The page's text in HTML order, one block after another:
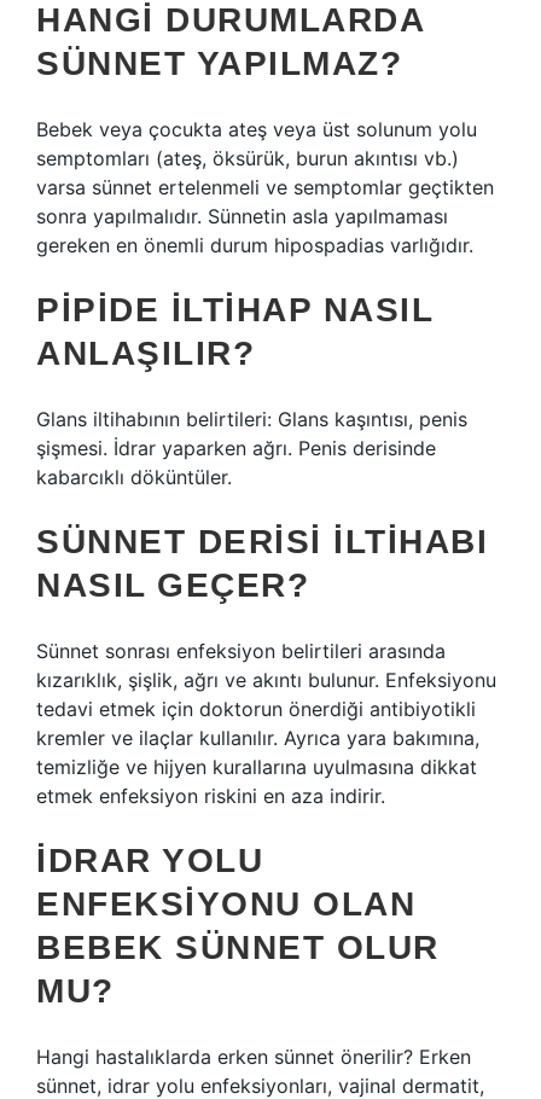
HANGI DURUMLARDA
SÜNNET YAPILMAZ?
Bebek veya çocukta ateş veya üst solunum yolu
semptomları (ateş, öksürük, burun akıntısı vb.)
varsa sünnet ertelenmeli ve semptomlar geçtikten
sonra yapılmalıdır. Sünnetin asla yapılmaması
gereken en önemli durum hipospadias varlığıdır.
PIPIDE ILTIHAP NASIL
ANLAŞILIR?
Glans iltihabının belirtileri: Glans kaşıntısı, penis
şişmesi. İdrar yaparken ağrı. Penis derisinde
kabarcıklı döküntüler.
SÜNNET DERISI ILTIHABI
NASIL GEÇER?
Sünnet sonrası enfeksiyon belirtileri arasında
kızarıklık, şişlik, ağrı ve akıntı bulunur. Enfeksiyonu
tedavi etmek için doktorun önerdiği antibiyotikli
kremler ve ilaçlar kullanılır. Ayrıca yara bakımına,
temizliğe ve hijyen kurallarına uyulmasına dikkat
etmek enfeksiyon riskini en aza indirir.
İDRAR YOLU
ENFEKSIYONU OLAN
BEBEK SÜNNET OLUR
MU?
Hangi hastalıklarda erken sünnet önerilir? Erken
sünnet, idrar yolu enfeksiyonları, vajinal dermatit,